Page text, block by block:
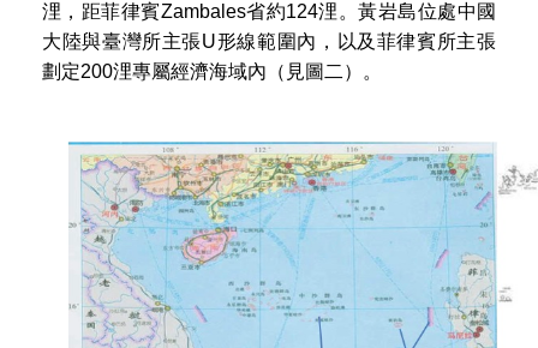
浬，距菲律賓Zambales省約124浬。黃岩島位處中國
大陸與臺灣所主張U形線範圍內，以及菲律賓所主張
劃定200浬專屬經濟海域內（見圖二）。